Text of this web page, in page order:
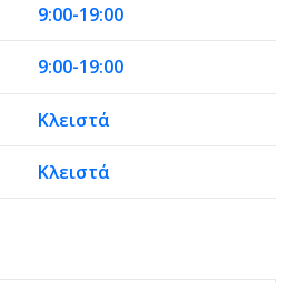
9:00-19:00
9:00-19:00
Κλειστά
Κλειστά